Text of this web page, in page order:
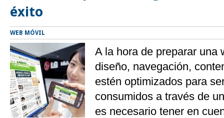
éxito
WEB MÓVIL
A la hora de preparar una
diseño, navegación,
estén optimizados para
consumidos a través de
es necesario tener en